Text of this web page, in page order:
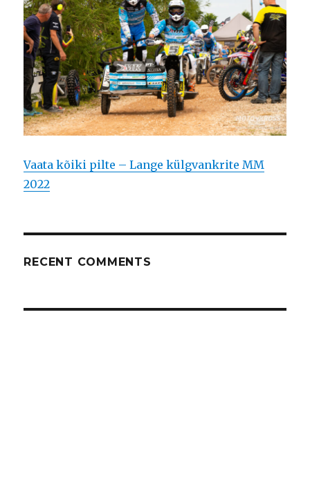
Vaata kõiki pilte – Lange külgvankrite MM
2022
RECENT COMMENTS